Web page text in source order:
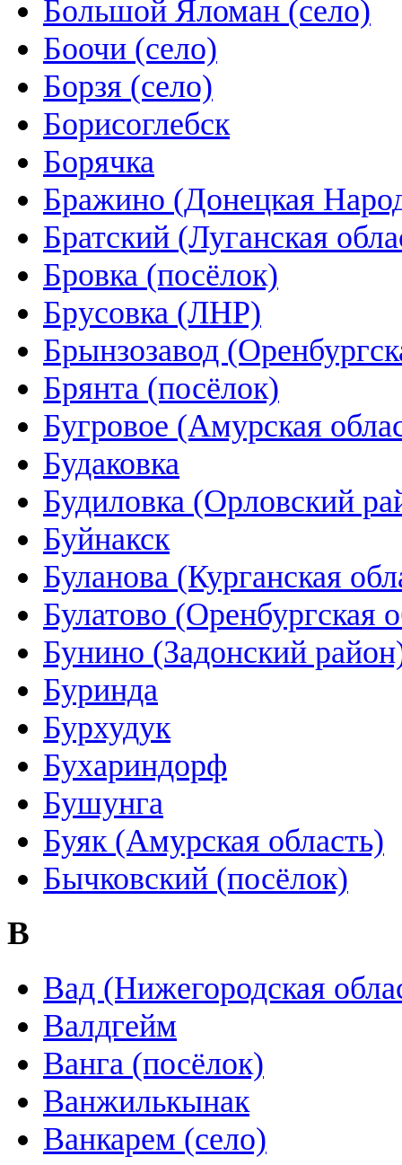
Большой Яломан (село)
Боочи (село)
Борзя (село)
Борисоглебск
Борячка
Бражино (Донецкая
Братский (Луганская
Бровка (посёлок)
Брусовка (ЛНР)
Брынзозавод
Брянта (посёлок)
Бугровое (Амурская
Будаковка
Будиловка (Орловский
Буйнакск
Буланова (Курганская
Булатово (Оренбургская
Бунино (Задонский
Буринда
Бурхудук
Бухариндорф
Бушунга
Буяк (Амурская область)
Бычковский (посёлок)
В
Вад (Нижегородская
Валдгейм
Ванга (посёлок)
Ванжилькынак
Ванкарем (село)